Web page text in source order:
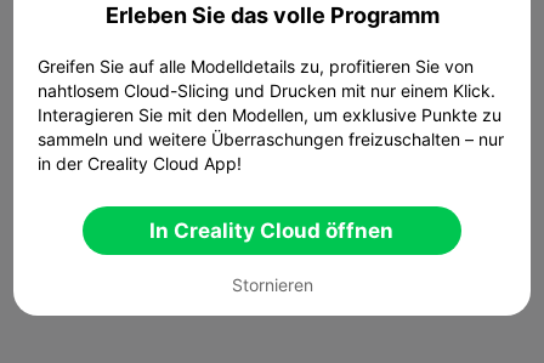
Erleben Sie das volle Programm
Greifen Sie auf alle Modelldetails zu, profitieren Sie von
nahtlosem Cloud-Slicing und Drucken mit nur einem Klick.
Interagieren Sie mit den Modellen, um exklusive Punkte zu
sammeln und weitere Überraschungen freizuschalten – nur
in der Creality Cloud App!
In Creality Cloud öffnen
Stornieren